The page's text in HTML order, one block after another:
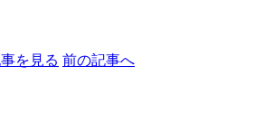
を見る 前の記事へ